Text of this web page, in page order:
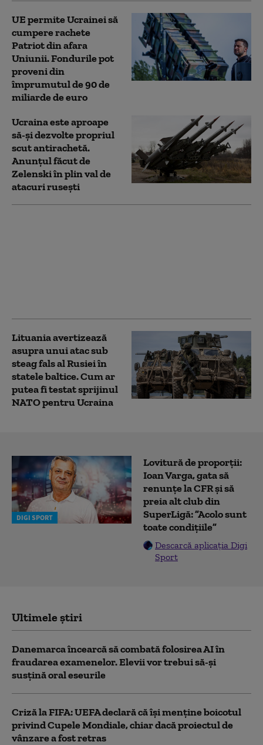
UE permite Ucrainei să
cumpere rachete
Patriot din afara
Uniunii. Fondurile pot
proveni din
împrumutul de 90 de
miliarde de euro
Ucraina este aproape
să-și dezvolte propriul
scut antirachetă.
Anunțul făcut de
Zelenski în plin val de
atacuri rusești
Lituania avertizează
asupra unui atac sub
steag fals al Rusiei în
statele baltice. Cum ar
putea fi testat sprijinul
NATO pentru Ucraina
DIGI SPORT
Lovitură de proporții:
Ioan Varga, gata să
renunțe la CFR și să
preia alt club din
SuperLigă: ”Acolo sunt
toate condițiile”
Descarcă aplicația Digi
Sport
Ultimele știri
Danemarca încearcă să combată folosirea AI în
fraudarea examenelor. Elevii vor trebui să-şi
susţină oral eseurile
Criză la FIFA: UEFA declară că îşi menţine boicotul
privind Cupele Mondiale, chiar dacă proiectul de
vânzare a fost retras